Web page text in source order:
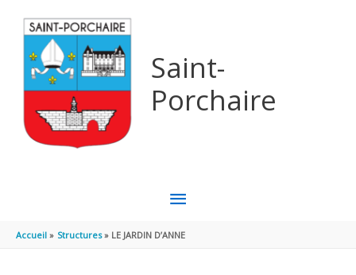
Saint-
Porchaire
MENU
PRINCIPAL
Accueil Structures LE JARDIN D’ANNE